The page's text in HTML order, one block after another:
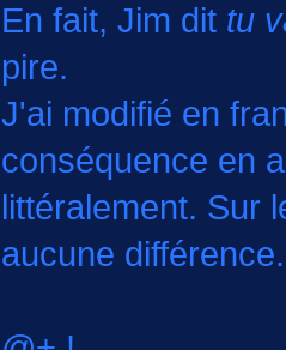
En fait, Jim dit tu
pire.
J'ai modifié en
conséquence en
littéralement. Sur
aucune différence.